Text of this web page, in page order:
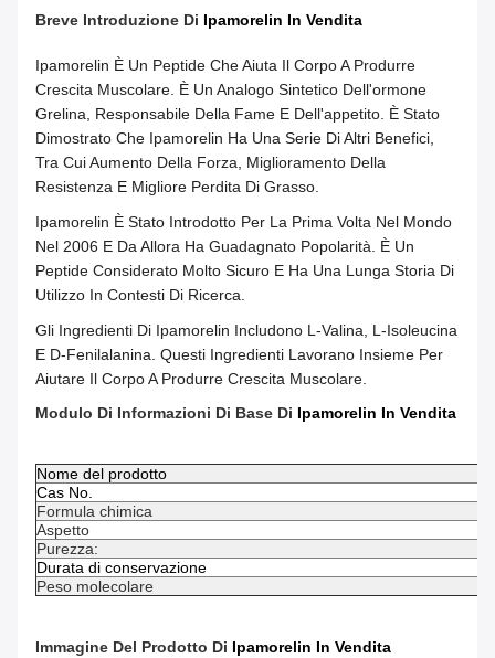
Breve Introduzione Di Ipamorelin In Vendita
Ipamorelin È Un Peptide Che Aiuta Il Corpo A Produrre
Crescita Muscolare. È Un Analogo Sintetico Dell'ormone
Grelina, Responsabile Della Fame E Dell'appetito. È Stato
Dimostrato Che Ipamorelin Ha Una Serie Di Altri Benefici,
Tra Cui Aumento Della Forza, Miglioramento Della
Resistenza E Migliore Perdita Di Grasso.
Ipamorelin È Stato Introdotto Per La Prima Volta Nel Mondo
Nel 2006 E Da Allora Ha Guadagnato Popolarità. È Un
Peptide Considerato Molto Sicuro E Ha Una Lunga Storia Di
Utilizzo In Contesti Di Ricerca.
Gli Ingredienti Di Ipamorelin Includono L-Valina, L-Isoleucina
E D-Fenilalanina. Questi Ingredienti Lavorano Insieme Per
Aiutare Il Corpo A Produrre Crescita Muscolare.
Modulo Di Informazioni Di Base Di Ipamorelin In Vendita
Nome del prodotto
Cas No.
Formula chimica
Aspetto
Purezza:
Durata di conservazione
Peso molecolare
Immagine Del Prodotto Di Ipamorelin In Vendita